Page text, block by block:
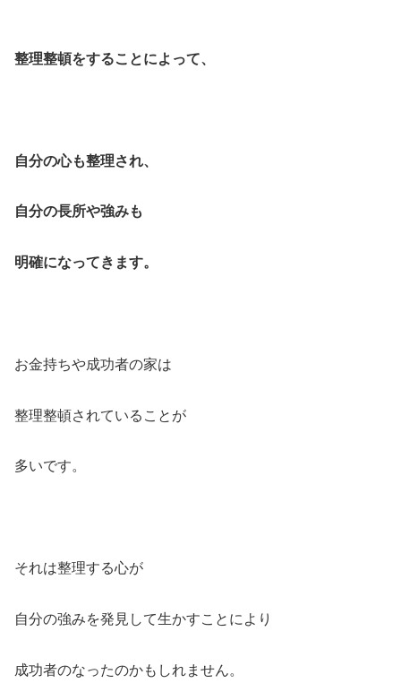
整理整頓をすることによって、
自分の心も整理され、
自分の長所や強みも
明確になってきます。
お金持ちや成功者の家は
整理整頓されていることが
多いです。
それは整理する心が
自分の強みを発見して生かすことにより
成功者のなったのかもしれません。